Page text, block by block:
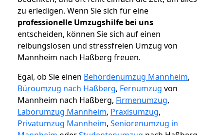
zu erledigen. Wenn Sie sich für eine
professionelle Umzugshilfe bei uns
entscheiden, können Sie sich auf einen
reibungslosen und stressfreien Umzug von
Mannheim nach Haßberg freuen.
Egal, ob Sie einen Behördenumzug Mannheim,
Büroumzug nach Haßberg, Fernumzug von
Mannheim nach Haßberg, Firmenumzug,
Laborumzug Mannheim, Praxisumzug,
Privatumzug Mannheim, Seniorenumzug in